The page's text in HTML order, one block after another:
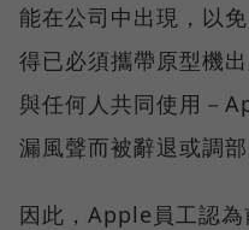
能在公司中出現，以
得已必須攜帶原型機
與任何人共同使用－
漏風聲而被辭退或調部
因此，Apple員工認